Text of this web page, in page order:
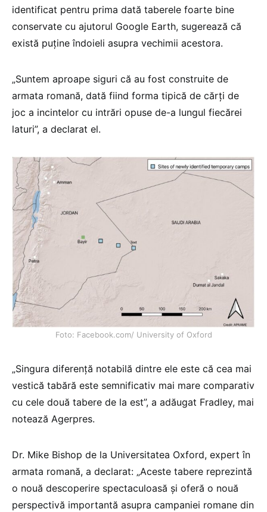
identificat pentru prima dată taberele foarte bine
conservate cu ajutorul Google Earth, sugerează că
există puţine îndoieli asupra vechimii acestora.
„Suntem aproape siguri că au fost construite de
armata romană, dată fiind forma tipică de cărţi de
joc a incintelor cu intrări opuse de-a lungul fiecărei
laturi”, a declarat el.
Foto: Facebook.com/ University of Oxford
„Singura diferenţă notabilă dintre ele este că cea mai
vestică tabără este semnificativ mai mare comparativ
cu cele două tabere de la est”, a adăugat Fradley, mai
notează Agerpres.
Dr. Mike Bishop de la Universitatea Oxford, expert în
armata romană, a declarat: „Aceste tabere reprezintă
o nouă descoperire spectaculoasă şi oferă o nouă
perspectivă importantă asupra campaniei romane din